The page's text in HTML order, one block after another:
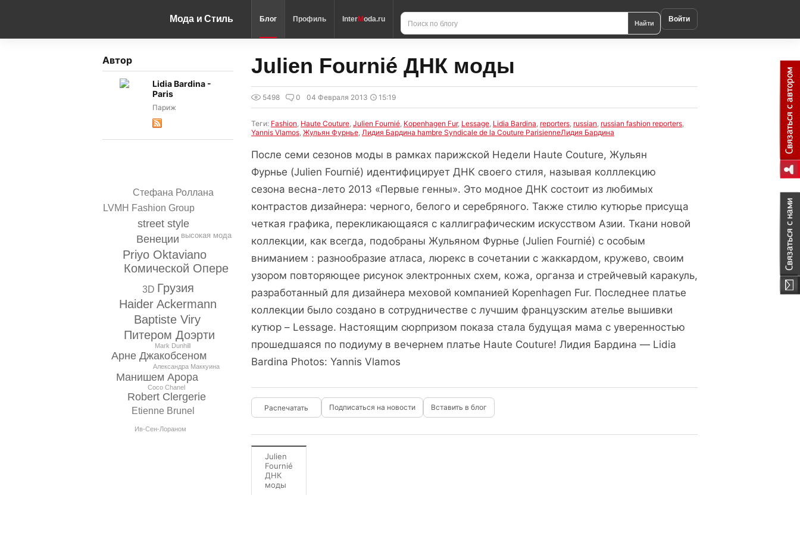
Мода и Стиль Блог Профиль InterModa.ru Найти Войти
Автор
Lidia Bardina -
Paris
Париж
Haider Ackermann
Baptiste Viry
Грузия
Питером Доэрти
Комической Опере
Priyo Oktaviano
Арне Джакобсеном
Венеции
Манишем Арора
street style
Robert Clergerie
LVMH Fashion Group
3D
Etienne Brunel
Стефана Роллана
высокая мода
Mark Dunhill
Ив-Сен-Лораном
Александра Маккуина
Coco Chanel
Julien Fournié ДНК моды
5498 0 04 Февраля 2013 15:19
Теги: Fashion, Haute Couture, Julien Fournié, Kopenhagen Fur, Lessage, Lidia Bardina, reporters, russian, russian fashion reporters,
Yannis Vlamos, Жульян Фурнье, Лидия Бардина hambre Syndicale de la Couture ParisienneЛидия Бардина
После семи сезонов моды в рамках парижской Недели Haute Couture, Жульян
Фурнье (Julien Fournié) идентифицирует ДНК своего стиля, называя колллекцию
сезона весна-лето 2013 «Первые генны». Это модное ДНК состоит из любимых
контрастов дизайнера: черного, белого и серебряного. Также стилю кутюрье присуща
четкая графика, перекликающаяся с каллиграфическим искусством Азии. Ткани новой
коллекции, как всегда, подобраны Жульяном Фурнье (Julien Fournié) с особым
вниманием : разнообразие атласа, люрекс в сочетании с жаккардом, кружево, своим
узором повторяющее рисунок электронных схем, кожа, органза и стрейчевый каракуль,
разработанный для дизайнера меховой компанией Kopenhagen Fur. Последнее платье
коллекции было создано в сотрудничестве с лучшим французским ателье вышивки
кутюр – Lessage. Настоящим сюрпризом показа стала будущая мама с уверенностью
прошедшаяся по подиуму в вечернем платье Haute Couture! Лидия Бардина — Lidia
Bardina Photos: Yannis Vlamos
Подписаться на новости Вставить в блог
Julien
Fournié
ДНК
моды